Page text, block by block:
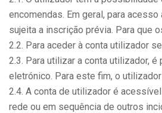
encomendas. Em geral, para
sujeita a inscrição prévia. Para que
2.2. Para aceder à conta utilizador
2.3. Para utilizar a conta utilizador,
eletrónico. Para este fim, o
2.4. A conta de utilizador é
rede ou em sequência de outros